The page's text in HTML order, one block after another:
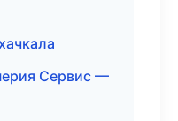
Сервис —